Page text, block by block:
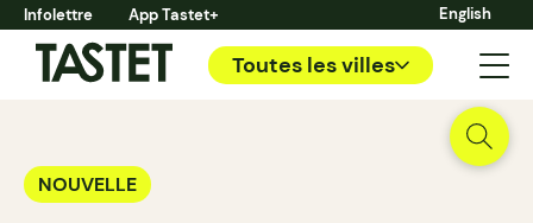
Infolettre App Tastet+ English
Toutes les villes
NOUVELLE